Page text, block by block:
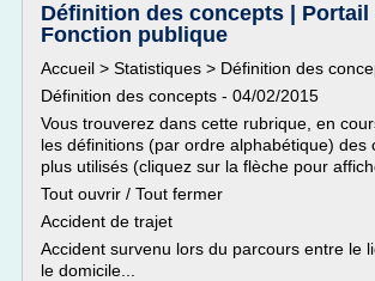
Définition des concepts | Portail
Fonction publique
Accueil > Statistiques > Définition des
Définition des concepts - 04/02/2015
Vous trouverez dans cette rubrique, en
les définitions (par ordre alphabétique) des
plus utilisés (cliquez sur la flèche pour
Tout ouvrir / Tout fermer
Accident de trajet
Accident survenu lors du parcours entre le
le domicile...